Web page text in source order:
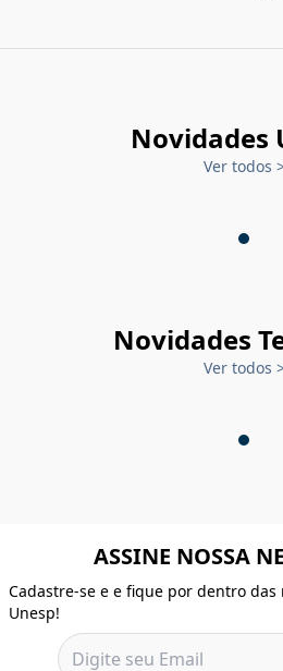
Novidades
Ver todos
Novidades
Ver todos
ASSINE NOSSA
Cadastre-se e e fique por dentro
Unesp!